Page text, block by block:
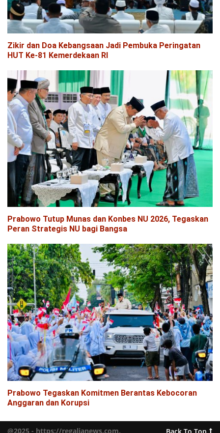
Zikir dan Doa Kebangsaan Jadi Pembuka Peringatan
HUT Ke-81 Kemerdekaan RI
Prabowo Tutup Munas dan Konbes NU 2026, Tegaskan
Peran Strategis NU bagi Bangsa
Prabowo Tegaskan Komitmen Berantas Kebocoran
Anggaran dan Korupsi
@2025 - https://regalianews.com.